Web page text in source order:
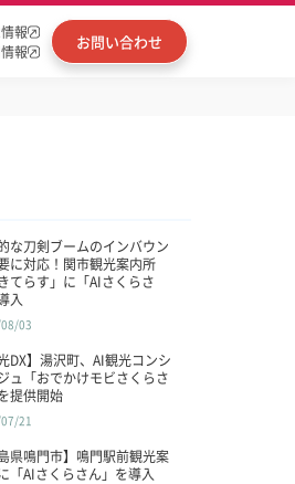
報
報
お問い合わせ
な刀剣ブームのインバウン
に対応！関市観光案内所
てらす」に「AIさくらさ
入
03
光DX】湯沢町、AI観光コンシ
ュ「おでかけモビさくらさ
提供開始
21
島県鳴門市】鳴門駅前観光案
「AIさくらさん」を導入